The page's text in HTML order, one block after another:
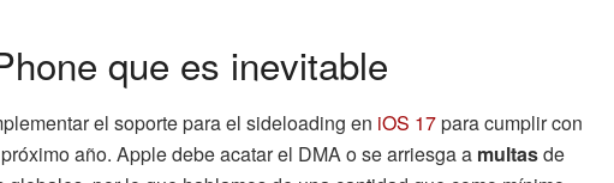
que es inevitable
el soporte para el sideloading en iOS 17para cumplir con
año. Apple debe acatar el DMA o se arriesga a multasde